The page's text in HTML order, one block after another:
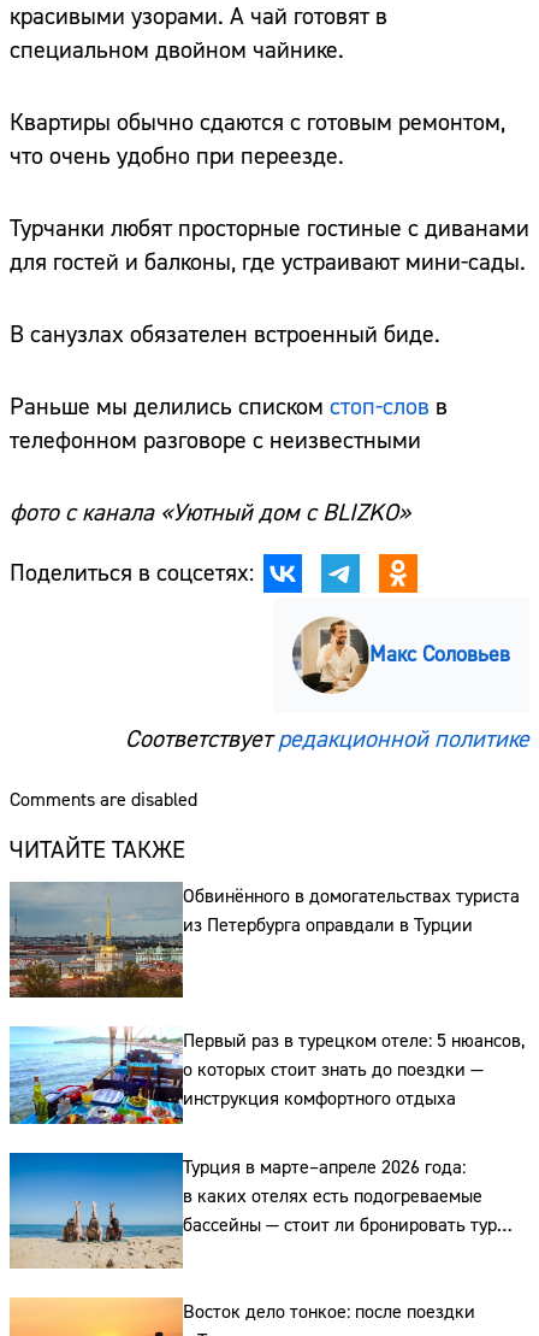
красивыми узорами. А чай готовят в
специальном двойном чайнике.
Квартиры обычно сдаются с готовым ремонтом,
что очень удобно при переезде.
Турчанки любят просторные гостиные с диванами
для гостей и балконы, где устраивают мини-сады.
В санузлах обязателен встроенный биде.
Раньше мы делились списком стоп-слов в
телефонном разговоре с неизвестными
фото с канала «Уютный дом с BLIZKO»
Поделиться в соцсетях:
Макс Соловьев
Соответствуетредакционной политике
Comments are disabled
ЧИТАЙТЕ ТАКЖЕ
Обвинённого в домогательствах туриста
из Петербурга оправдали в Турции
Первый раз в турецком отеле: 5 нюансов,
о которых стоит знать до поездки —
инструкция комфортного отдыха
Турция в марте–апреле 2026 года:
в каких отелях есть подогреваемые
бассейны — стоит ли бронировать тур
Восток дело тонкое: после поездки